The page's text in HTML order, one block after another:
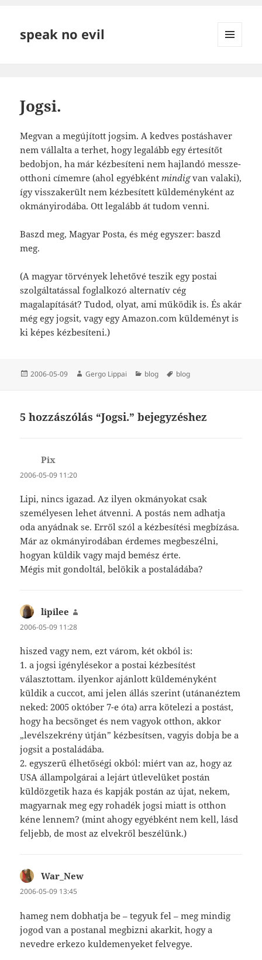
speak no evil
Jogsi.
Megvan a megújított jogsim. A kedves postáshaver
nem vállalta a terhet, hogy legalább egy értesítőt
bedobjon, ha már kézbesíteni nem hajlandó messze-
otthoni címemre (ahol egyébként mindigvan valaki),
így visszakerült nem kézbesített küldeményként az
okmányirodába. Ott legalább át tudom venni.
Baszd meg, Magyar Posta, és még egyszer: baszd
meg.
(A magyar törvények lehetővé teszik egy postai
szolgáltatással foglalkozó alternatív cég
magalapítását? Tudod, olyat, ami működik is. És akár
még egy jogsit, vagy egy Amazon.com küldeményt is
ki képes kézbesíteni.)
Közzétéve
2006-05-09 Szerző
Gergo Lippai Kategória
blog Címke
blog
5 hozzászólás “Jogsi.” bejegyzéshez
Pix
2006-05-09 11:20
Lipi, nincs igazad. Az ilyen okmányokat csak
személyesen lehet átvenni. A postás nem adhatja
oda anyádnak se. Erről szól a kézbesítési megbízása.
Már az okmányirodában érdemes megbeszélni,
hogyan küldik vagy majd bemész érte.
Mégis mit gondoltál, belökik a postaládába?
lipilee
2006-05-09 11:28
hiszed vagy nem, ezt várom, két okból is:
1. a jogsi igénylésekor a postai kézbesítést
választottam. ilyenkor ajánlott küldeményként
küldik a cuccot, ami jelen állás szerint (utánanéztem
neked: 2005 október 7-e óta) arra kötelezi a postást,
hogy ha becsönget és nem vagyok otthon, akkor
„levélszekrény útján” kézbesítsen, vagyis dobja be a
jogsit a postaládába.
2. egyszerű élhetőségi okból: miért van az, hogy az
USA állampolgárai a lejárt útlevelüket postán
küldözgetik haza és kapják postán az újat, nekem,
magyarnak meg egy rohadék jogsi miatt is otthon
kéne lennem? (mint ahogy egyébként nem kell, lásd
feljebb, de most az elvekről beszélünk.)
War_New
2006-05-09 13:45
hameg nem dobhatja be – tegyuk fel – meg mindig
jogod van a postanal megbizni akarkit, hogy a
nevedre erkezo kuldemenyeket felvegye.